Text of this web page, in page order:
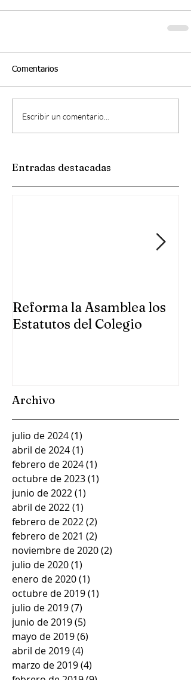
Comentarios
Escribir un comentario...
Entradas destacadas
Reforma la Asamblea los
Estatutos del Colegio
Archivo
julio de 2024(1)
abril de 2024(1)
febrero de 2024(1)
octubre de 2023(1)
junio de 2022(1)
abril de 2022(1)
febrero de 2022(2)
febrero de 2021 (2)
noviembre de 2020(2)
julio de 2020(1)
enero de 2020(1)
octubre de 2019(1)
julio de 2019(7)
junio de 2019(5)
mayo de 2019(6)
abril de 2019(4)
marzo de 2019(4)